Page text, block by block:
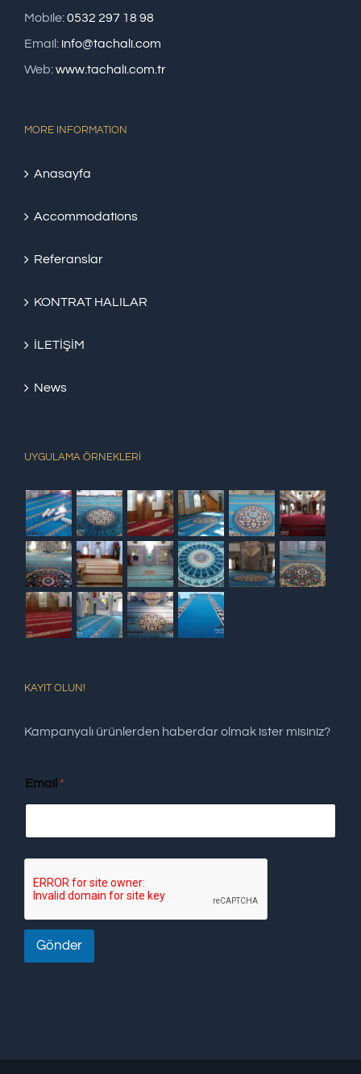
Mobile:0532 297 18 98
Email: info@tachali.com
Web:www.tachali.com.tr
MORE INFORMATION
Anasayfa
Accommodations
Referanslar
KONTRAT HALILAR
İLETİŞİM
News
UYGULAMA ÖRNEKLERİ
KAYIT OLUN!
Kampanyalı ürünlerden haberdar olmak ister misiniz?
Email *
Gönder